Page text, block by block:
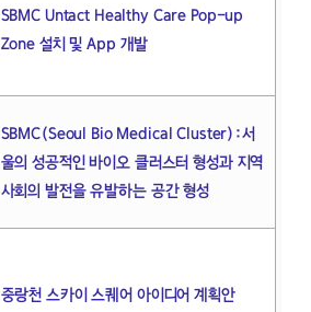
SBMC Untact Healthy Care Pop-up
Zone 설치 및 App 개발
SBMC(Seoul Bio Medical Cluster):서
울의 성공적인 바이오 클러스터 형성과 지역
사회의 발전을 유발하는 공간 형성
중랑천 스카이 스퀘어 아이디어 계획안